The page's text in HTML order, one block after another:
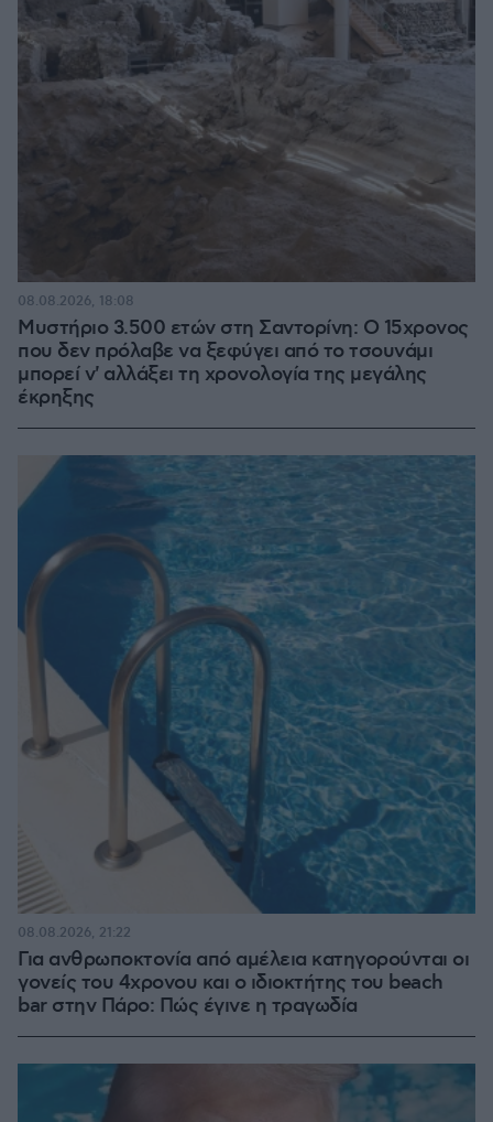
Μυστήριο 3.500 ετών στη Σαντορίνη: Ο 15χρονος
που δεν πρόλαβε να ξεφύγει από το τσουνάμι
μπορεί ν' αλλάξει τη χρονολογία της μεγάλης
έκρηξης
08.08.2026, 18:08
Για ανθρωποκτονία από αμέλεια κατηγορούνται οι
γονείς του 4χρονου και ο ιδιοκτήτης του beach
bar στην Πάρο: Πώς έγινε η τραγωδία
08.08.2026, 21:22